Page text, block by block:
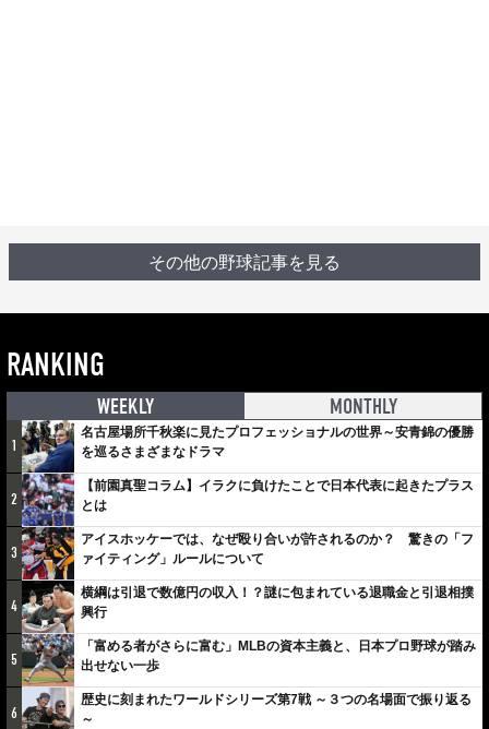
その他の野球記事を見る
RANKING
WEEKLY MONTHLY
1
名古屋場所千秋楽に見たプロフェッショナルの世界～安青錦の優勝
を巡るさまざまなドラマ
2
【前園真聖コラム】イラクに負けたことで日本代表に起きたプラス
とは
3
アイスホッケーでは、なぜ殴り合いが許されるのか？ 驚きの「フ
ァイティング」ルールについて
4
横綱は引退で数億円の収入！？謎に包まれている退職金と引退相撲
興行
5
「富める者がさらに富む」MLBの資本主義と、日本プロ野球が踏み
出せない一歩
6
歴史に刻まれたワールドシリーズ第7戦 ～３つの名場面で振り返る
～